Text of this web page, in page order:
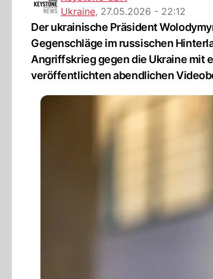
Ukraine, 27.05.2026 - 22:12
Der ukrainische Präsident
Gegenschläge im russischen
Angriffskrieg gegen die Ukraine mit
veröffentlichten abendlichen